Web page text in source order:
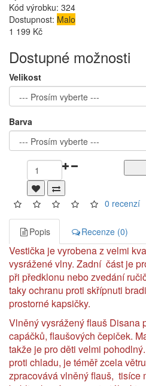
Kód výrobku: 324
Dostupnost: Malo
1 199 Kč
Dostupné možnosti
Velikost
Barva
0 recenzí
Popis Recenze (0)
Vestička je vyrobena z velmi
vysrážené vlny. Zadní část je
při předklonu nebo zvedání
taky ochranu proti skřípnuti
prostorné kapsičky.
Vlněný vysrážený flauš Disana
capáčků, flaušových čepiček.
takže je pro děti velmi
proti chladu, je téměř zcela
zpracovává vlněný flauš, tisíce